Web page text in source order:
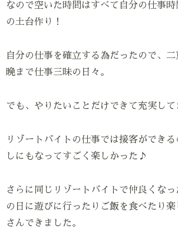
なので空いた時間はすべて自分の仕事
の土台作り！
自分の仕事を確立する為だったので、
晩まで仕事三昧の日々。
でも、やりたいことだけできて充実
リゾートバイトの仕事では接客ができ
しにもなってすごく楽しかった♪
さらに同じリゾートバイトで仲良くな
の日に遊びに行ったりご飯を食べたり楽
さんできました。